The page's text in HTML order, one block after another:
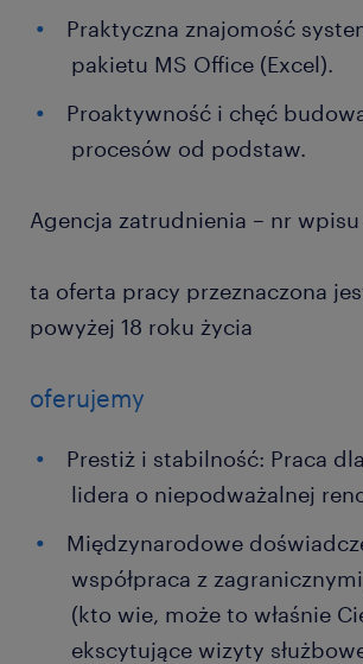
Praktyczna znajomość
pakietu MS Office (Excel).
Proaktywność i chęć
procesów od podstaw.
Agencja zatrudnienia – nr wpisu
ta oferta pracy przeznaczona
powyżej 18 roku życia
oferujemy
Prestiż i stabilność: Praca
lidera o niepodważalnej
Międzynarodowe
współpraca z
(kto wie, może to właśnie
ekscytujące wizyty